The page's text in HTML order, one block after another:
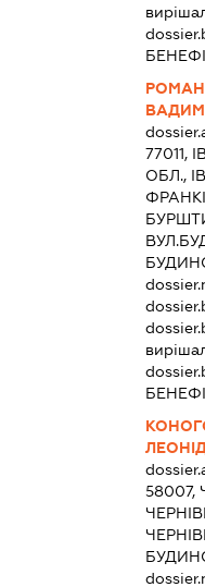
77011,
ОБЛ.,
58007,